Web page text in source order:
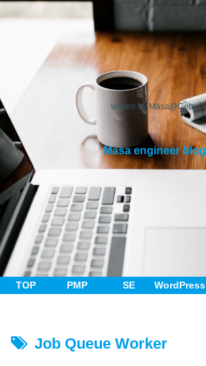
written by Masa@Cebu
Masa engineer blog
TOP PMP SE WordPress
Job Queue Worker